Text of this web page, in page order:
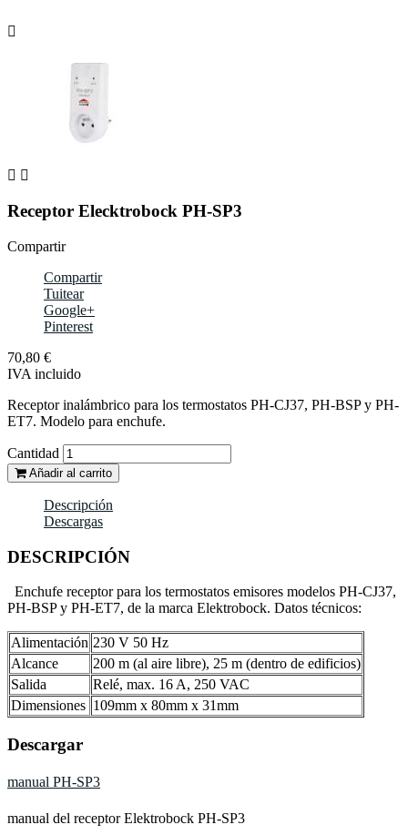

 
Receptor Elecktrobock PH-SP3
Compartir
Compartir
Tuitear
Google+
Pinterest
70,80 €
IVA incluido
Receptor inalámbrico para los termostatos PH-CJ37, PH-BSP y PH-
ET7. Modelo para enchufe.
Cantidad
Añadir al carrito
Descripción
Descargas
DESCRIPCIÓN
Enchufe receptor para los termostatos emisores modelos PH-CJ37,
PH-BSP y PH-ET7, de la marca Elektrobock. Datos técnicos:
Alimentación 230 V 50 Hz
Alcance
200 m (al aire libre), 25 m (dentro de edificios)
Salida
Relé, max. 16 A, 250 VAC
Dimensiones 109mm x 80mm x 31mm
Descargar
manual PH-SP3
manual del receptor Elektrobock PH-SP3